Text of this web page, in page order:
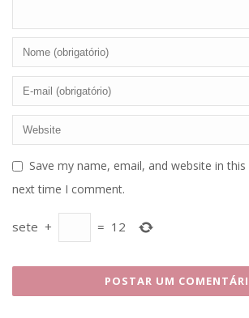
Save my name, email, and website in
next time I comment.
sete + = 12